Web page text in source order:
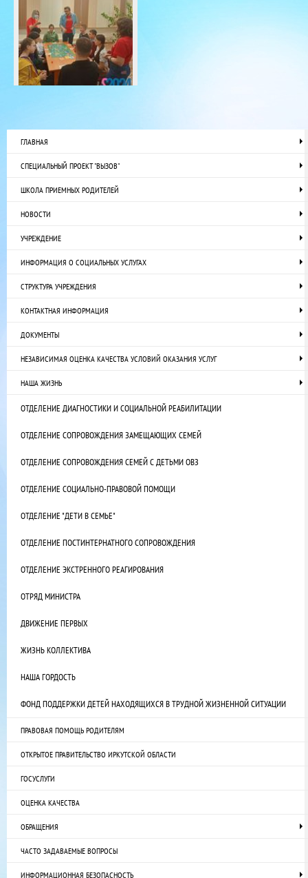
ГЛАВНАЯ
СПЕЦИАЛЬНЫЙ ПРОЕКТ "ВЫЗОВ"
ШКОЛА ПРИЕМНЫХ РОДИТЕЛЕЙ
НОВОСТИ
УЧРЕЖДЕНИЕ
ИНФОРМАЦИЯ О СОЦИАЛЬНЫХ УСЛУГАХ
СТРУКТУРА УЧРЕЖДЕНИЯ
КОНТАКТНАЯ ИНФОРМАЦИЯ
ДОКУМЕНТЫ
НЕЗАВИСИМАЯ ОЦЕНКА КАЧЕСТВА УСЛОВИЙ ОКАЗАНИЯ УСЛУГ
НАША ЖИЗНЬ
ОТДЕЛЕНИЕ ДИАГНОСТИКИ И СОЦИАЛЬНОЙ РЕАБИЛИТАЦИИ
ОТДЕЛЕНИЕ СОПРОВОЖДЕНИЯ ЗАМЕЩАЮЩИХ СЕМЕЙ
ОТДЕЛЕНИЕ СОПРОВОЖДЕНИЯ СЕМЕЙ С ДЕТЬМИ ОВЗ
ОТДЕЛЕНИЕ СОЦИАЛЬНО-ПРАВОВОЙ ПОМОЩИ
ОТДЕЛЕНИЕ "ДЕТИ В СЕМЬЕ"
ОТДЕЛЕНИЕ ПОСТИНТЕРНАТНОГО СОПРОВОЖДЕНИЯ
ОТДЕЛЕНИЕ ЭКСТРЕННОГО РЕАГИРОВАНИЯ
ОТРЯД МИНИСТРА
ДВИЖЕНИЕ ПЕРВЫХ
ЖИЗНЬ КОЛЛЕКТИВА
НАША ГОРДОСТЬ
ФОНД ПОДДЕРЖКИ ДЕТЕЙ НАХОДЯЩИХСЯ В ТРУДНОЙ ЖИЗНЕННОЙ СИТУАЦИИ
ПРАВОВАЯ ПОМОЩЬ РОДИТЕЛЯМ
ОТКРЫТОЕ ПРАВИТЕЛЬСТВО ИРКУТСКОЙ ОБЛАСТИ
ГОСУСЛУГИ
ОЦЕНКА КАЧЕСТВА
ОБРАЩЕНИЯ
ЧАСТО ЗАДАВАЕМЫЕ ВОПРОСЫ
ИНФОРМАЦИОННАЯ БЕЗОПАСНОСТЬ